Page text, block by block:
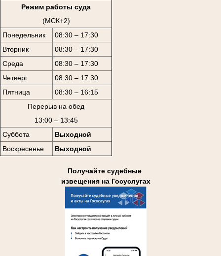
Режим работы суда
(МСК+2)
Понедельник
08:30 – 17:30
Вторник
08:30 – 17:30
Среда
08:30 – 17:30
Четверг
08:30 – 17:30
Пятница
08:30 – 16:15
Перерыв на обед
13:00 – 13:45
Суббота
Выходной
Воскресенье
Выходной
Получайте судебные
извещения на Госуслугах